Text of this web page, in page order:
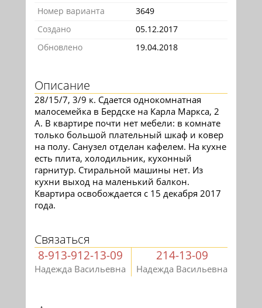
Номер варианта
3649
Создано
05.12.2017
Обновлено
19.04.2018
Описание
28/15/7, 3/9 к. Сдается однокомнатная
малосемейка в Бердске на Карла Маркса, 2
А. В квартире почти нет мебели: в комнате
только большой плательный шкаф и ковер
на полу. Санузел отделан кафелем. На кухне
есть плита, холодильник, кухонный
гарнитур. Стиральной машины нет. Из
кухни выход на маленький балкон.
Квартира освобождается с 15 декабря 2017
года.
Связаться
8-913-912-13-09
Надежда Васильевна
214-13-09
Надежда Васильевна